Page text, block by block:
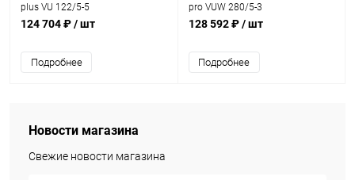
plus VU 122/5-5
124 704 ₽/ шт
Подробнее
pro VUW 280/5-3
128 592 ₽/ шт
Подробнее
Новости магазина
Свежие новости магазина